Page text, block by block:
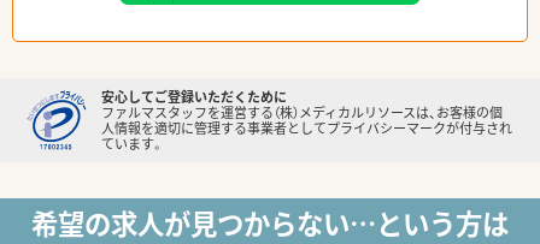
安心してご登録いただくために
ファルマスタッフを運営する（株）メディカルリソースは、お客様の個
人情報を適切に管理する事業者としてプライバシーマークが付与され
ています。
希望の求人が見つからない…という方は